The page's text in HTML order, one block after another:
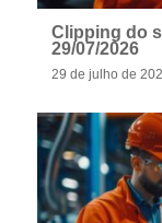
READ MORE
Clipping do
29/07/2026
29 de julho de